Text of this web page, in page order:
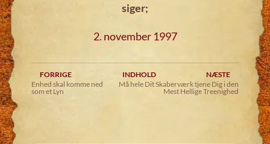
siger;
2. november 1997
FORRIGE INDHOLD
NÆSTE
Enhed skal komme ned
som et Lyn
Må hele Dit Skaberværk tjene Dig i den
Mest Hellige Treenighed